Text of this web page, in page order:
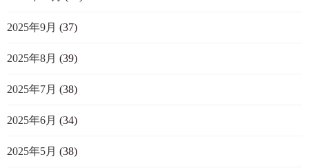
2025年9月 (37)
2025年8月 (39)
2025年7月 (38)
2025年6月 (34)
2025年5月 (38)